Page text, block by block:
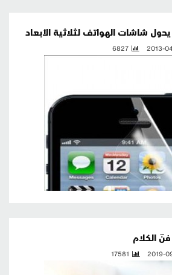
شاشات الهواتف لثلاثية الأبعاد
2013-
6827
الكلام
2019-
17581